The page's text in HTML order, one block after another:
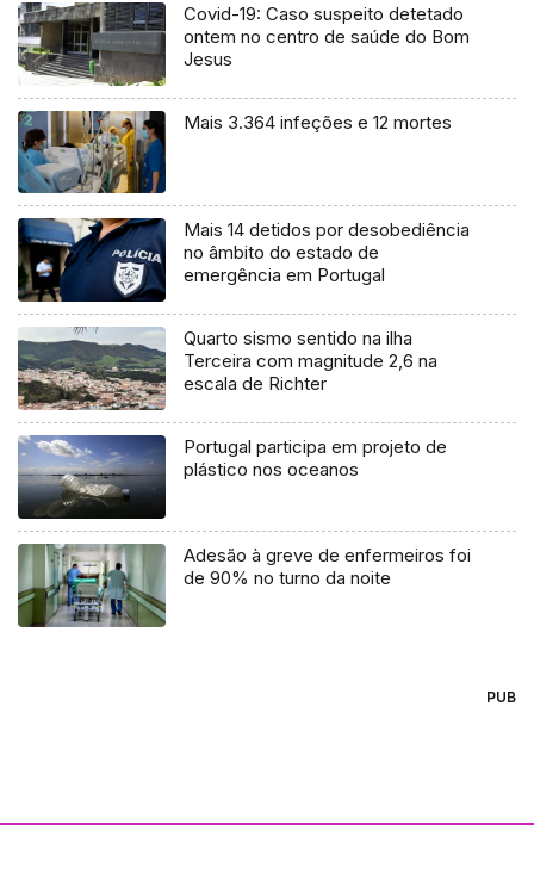
Covid-19: Caso suspeito detetado
ontem no centro de saúde do Bom
Jesus
Mais 3.364 infeções e 12 mortes
Mais 14 detidos por desobediência
no âmbito do estado de
emergência em Portugal
Quarto sismo sentido na ilha
Terceira com magnitude 2,6 na
escala de Richter
Portugal participa em projeto de
plástico nos oceanos
Adesão à greve de enfermeiros foi
de 90% no turno da noite
PUB